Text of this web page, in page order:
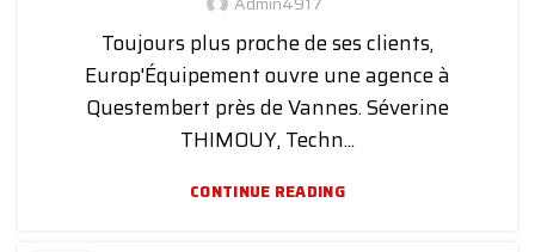
Toujours plus proche de ses clients,
Europ'Équipement ouvre une agence à
Questembert près de Vannes. Séverine
THIMOUY, Techn...
CONTINUE READING